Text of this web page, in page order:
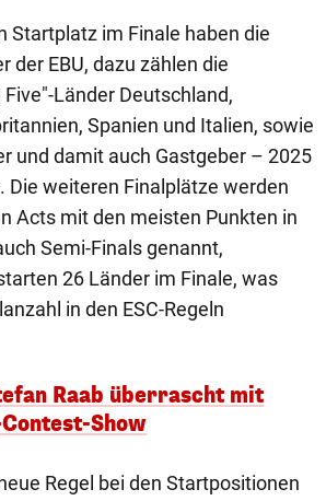
Startplatz im Finale haben die
der EBU, dazu zählen die
Länder Deutschland,
Spanien und Italien, sowie
und damit auch Gastgeber – 2025
Die weiteren Finalplätze werden
Acts mit den meisten Punkten in
Semi-Finals genannt,
26 Länder im Finale, was
in den ESC-Regeln
Raab überrascht mit
Show
Regel bei den Startpositionen